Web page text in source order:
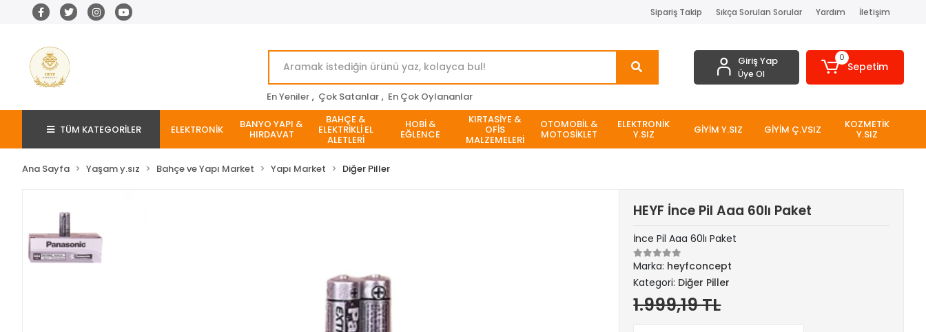
Sipariş Takip Sıkça Sorulan Sorular Yardım İletişim
En Yeniler , Çok Satanlar , En Çok Oylananlar
Giriş Yap
Üye Ol
0
Sepetim
TÜM KATEGORİLER ELEKTRONİK BANYO YAPI &
HIRDAVAT
BAHÇE &
ELEKTRİKLİ EL
ALETLERİ
HOBİ &
EĞLENCE
KIRTASİYE &
OFİS
MALZEMELERİ
OTOMOBİL &
MOTOSİKLET
ELEKTRONİK
Y.SIZ GİYİM Y.SIZ GİYİM Ç.VSIZ KOZMETİK
Y.SIZ
Ana Sayfa Yaşam y.sız Bahçe ve Yapı Market Yapı Market Diğer Piller
HEYF İnce Pil Aaa 60lı Paket
İnce Pil Aaa 60lı Paket
Marka: heyfconcept
Kategori: Diğer Piller
1.999,19 TL